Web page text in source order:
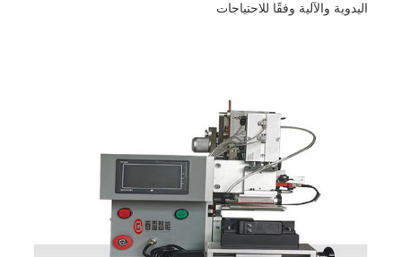
اليدوية والآلية وفقًا للاحتياجات